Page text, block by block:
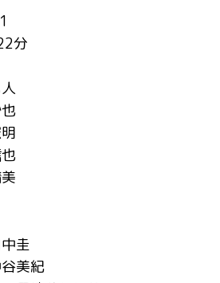
分
圭
美紀